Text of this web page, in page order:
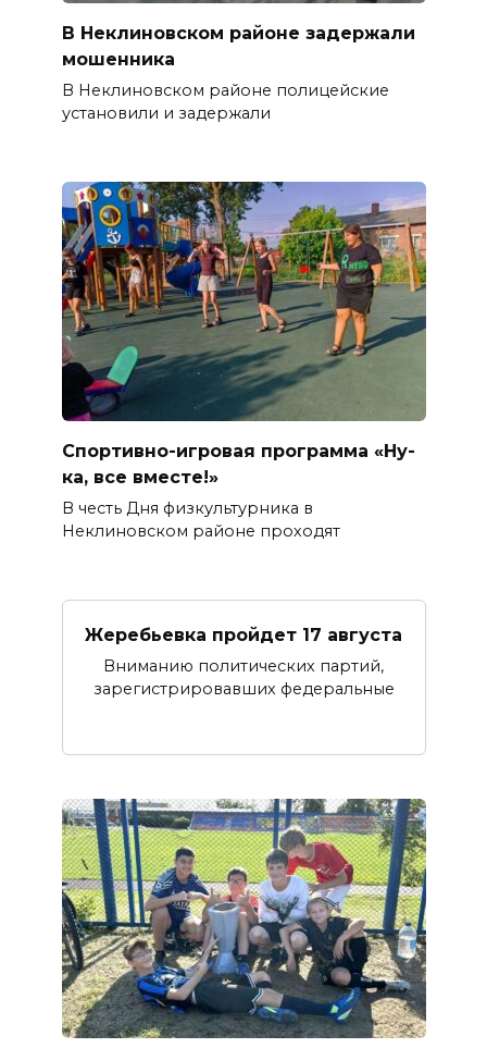
В Неклиновском районе задержали
мошенника
В Неклиновском районе полицейские
установили и задержали
Спортивно-игровая программа «Ну-
ка, все вместе!»
В честь Дня физкультурника в
Неклиновском районе проходят
Жеребьевка пройдет 17 августа
Вниманию политических партий,
зарегистрировавших федеральные